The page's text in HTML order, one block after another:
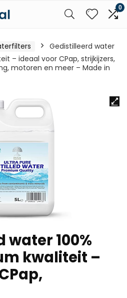
0
Gedistilleerd water
– ideaal voor CPap, strijkijzers,
motoren en meer – Made in
water 100%
kwaliteit –